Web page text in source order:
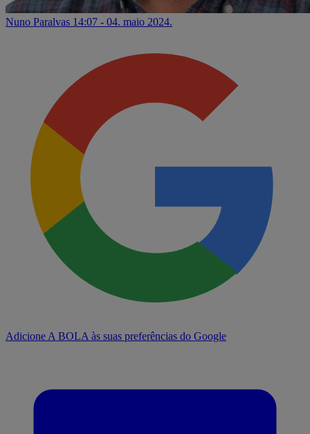
Nuno Paralvas 14:07 - 04. maio 2024.
Adicione A BOLA às suas preferências do Google